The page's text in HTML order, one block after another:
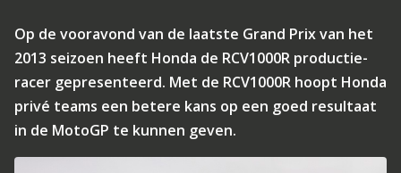
Op de vooravond van de laatste Grand Prix van het
2013 seizoen heeft Honda de RCV1000R productie-
racer gepresenteerd. Met de RCV1000R hoopt Honda
privé teams een betere kans op een goed resultaat
in de MotoGP te kunnen geven.